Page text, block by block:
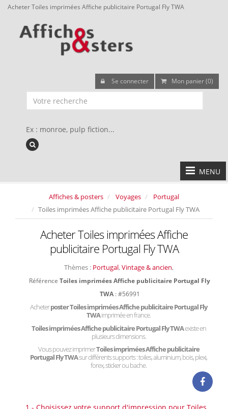
Acheter Toiles imprimées Affiche publicitaire Portugal Fly TWA
Se connecter Mon panier (0)
Ex : monroe, pulp fiction...
MENU
Affiches & posters Voyages
Portugal
Toiles imprimées Affiche publicitaire Portugal Fly TWA
Acheter Toiles imprimées Affiche
publicitaire Portugal Fly TWA
Thèmes : Portugal, Vintage & ancien,
Référence Toiles imprimées Affiche publicitaire Portugal Fly
TWA : #56991
Acheterposter Toiles imprimées Affiche publicitaire Portugal Fly
TWAimprimée en france.
Toiles imprimées Affiche publicitaire Portugal Fly TWAexiste en
plusieurs dimensions.
Vous pouvez imprimerToiles imprimées Affiche publicitaire
Portugal Fly TWAsur différents supports : toiles, aluminium, bois, plexi,
forex, sticker ou bache.